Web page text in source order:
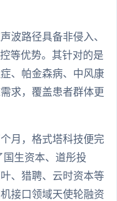
波路径具备非侵入、
等优势。其针对的是
、帕金森病、中风康
求，覆盖患者群体更
月，格式塔科技便完
国生资本、道彤投
、猎聘、云时资本等
接口领域天使轮融资